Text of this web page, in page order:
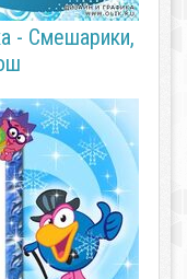
- Смешарики,